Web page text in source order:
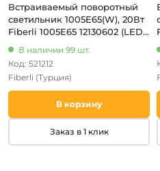
Встраиваемый поворотный
светильник 1005E65(W), 20Вт
Fiberli 1005E65 12130602 (LED,
В наличии 99 шт.
Код: 521212
Fiberli (Турция)
В корзину
Заказ в 1 клик